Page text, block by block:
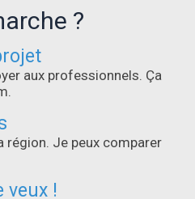
?
aux professionnels. Ça
région. Je peux comparer
veux !